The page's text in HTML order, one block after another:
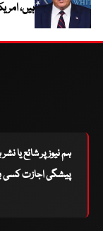
ہیں،
ہم نیوز پر شائع یا
پیشگی اجازت کسی